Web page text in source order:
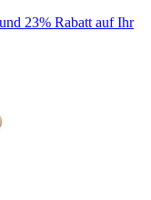
23% Rabatt auf Ihr